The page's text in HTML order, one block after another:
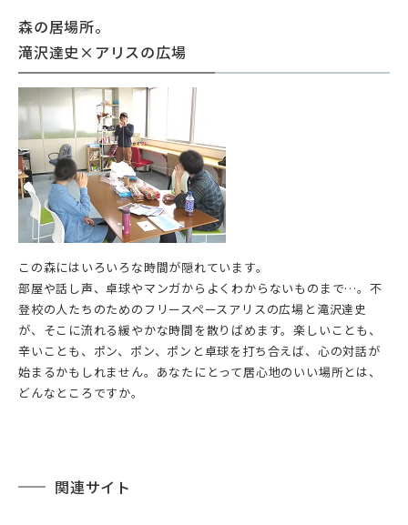
森の居場所。
滝沢達史×アリスの広場
この森にはいろいろな時間が隠れています。
部屋や話し声、卓球やマンガからよくわからないものまで…。不
登校の人たちのためのフリースペースアリスの広場と滝沢達史
が、そこに流れる緩やかな時間を散りばめます。楽しいことも、
辛いことも、ポン、ポン、ポンと卓球を打ち合えば、心の対話が
始まるかもしれません。あなたにとって居心地のいい場所とは、
どんなところですか。
関連サイト